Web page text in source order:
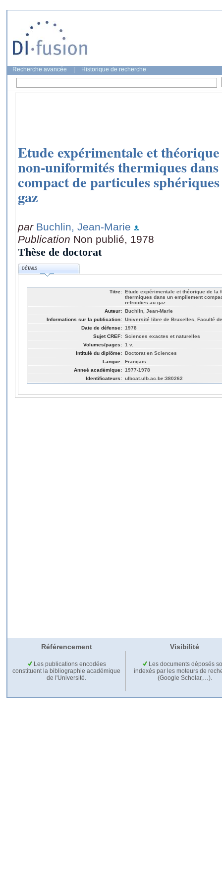
Recherche avancée Historique de recherche
Etude expérimentale et
non-uniformités thermiques
compact de particules
gaz
par Buchlin, Jean-Marie
Publication Non publié, 1978
Thèse de doctorat
DÉTAILS
Titre: Etude expérimentale et théorique de la
thermiques dans un empilement
refroidies au gaz
Auteur: Buchlin, Jean-Marie
Informations sur la publication: Université libre de Bruxelles, Faculté
Date de défense: 1978
Sujet CREF: Sciences exactes et naturelles
Volumes/pages: 1 v.
Intitulé du diplôme: Doctorat en Sciences
Langue: Français
Anneé académique: 1977-1978
Identificateurs: ulbcat.ulb.ac.be:380262
Référencement Visibilité
Les publications encodées
constituent la bibliographie académique
de l'Université.
Les documents déposés
indexés par les moteurs de
(Google Scholar,…).